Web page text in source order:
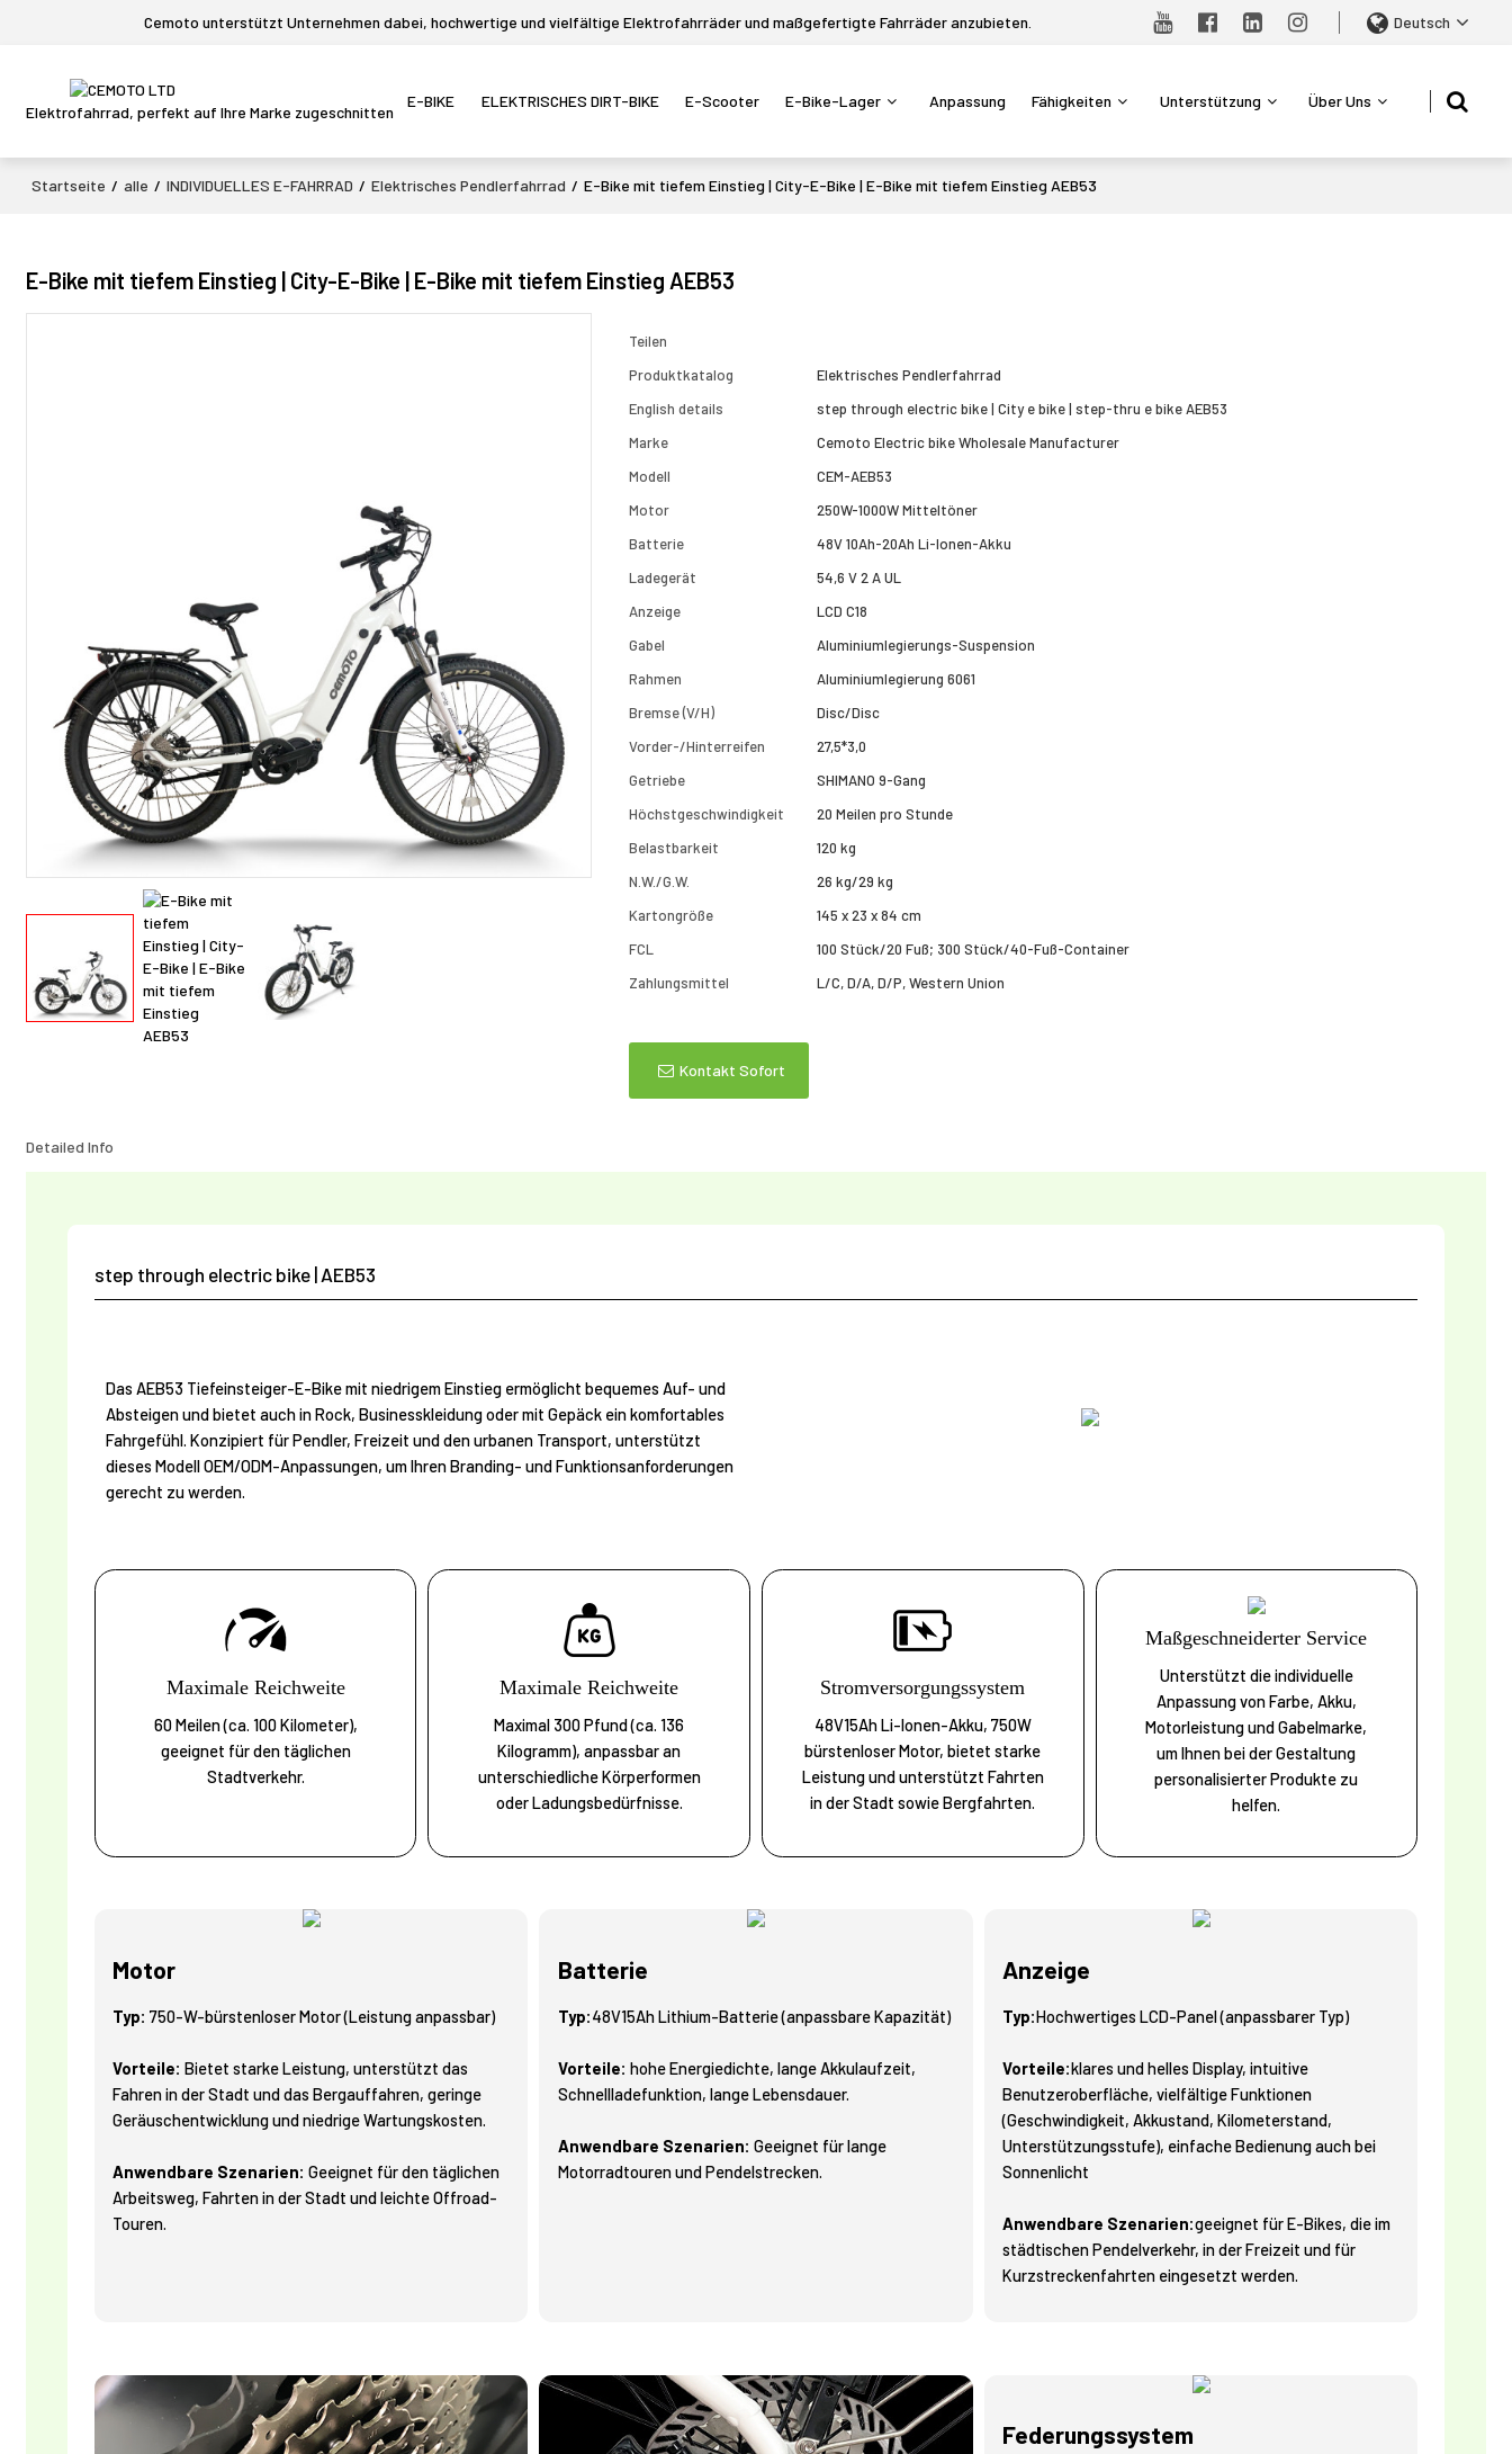
Cemoto unterstützt Unternehmen dabei, hochwertige und vielfältige Elektrofahrräder und maßgefertigte Fahrräder anzubieten. Deutsch
Elektrofahrrad, perfekt auf Ihre Marke zugeschnitten
E-BIKE ELEKTRISCHES DIRT-BIKE E-Scooter E-Bike-Lager Anpassung Fähigkeiten Unterstützung Über Uns
Startseite / alle / INDIVIDUELLES E-FAHRRAD / Elektrisches Pendlerfahrrad / E-Bike mit tiefem Einstieg | City-E-Bike | E-Bike mit tiefem Einstieg AEB53
E-Bike mit tiefem Einstieg | City-E-Bike | E-Bike mit tiefem Einstieg AEB53
Teilen
Produktkatalog
Elektrisches Pendlerfahrrad
English details
step through electric bike | City e bike | step-thru e bike AEB53
Marke
Cemoto Electric bike Wholesale Manufacturer
Modell
CEM-AEB53
Motor
250W-1000W Mitteltöner
Batterie
48V 10Ah-20Ah Li-Ionen-Akku
Ladegerät
54,6 V 2 A UL
Anzeige
LCD C18
Gabel
Aluminiumlegierungs-Suspension
Rahmen
Aluminiumlegierung 6061
Bremse (V/H)
Disc/Disc
Vorder-/Hinterreifen
27,5*3,0
Getriebe
SHIMANO 9-Gang
Höchstgeschwindigkeit
20 Meilen pro Stunde
Belastbarkeit
120 kg
N.W./G.W.
26 kg/29 kg
Kartongröße
145 x 23 x 84 cm
FCL
100 Stück/20 Fuß; 300 Stück/40-Fuß-Container
Zahlungsmittel
L/C, D/A, D/P, Western Union
Kontakt Sofort
Detailed Info
step through electric bike | AEB53
Das AEB53 Tiefeinsteiger-E-Bike mit niedrigem Einstieg ermöglicht bequemes Auf- und
Absteigen und bietet auch in Rock, Businesskleidung oder mit Gepäck ein komfortables
Fahrgefühl. Konzipiert für Pendler, Freizeit und den urbanen Transport, unterstützt
dieses Modell OEM/ODM-Anpassungen, um Ihren Branding- und Funktionsanforderungen
gerecht zu werden.
Maximale Reichweite
60 Meilen (ca. 100 Kilometer),
geeignet für den täglichen
Stadtverkehr.
Maximale Reichweite
Maximal 300 Pfund (ca. 136
Kilogramm), anpassbar an
unterschiedliche Körperformen
oder Ladungsbedürfnisse.
Stromversorgungssystem
48V15Ah Li-Ionen-Akku, 750W
bürstenloser Motor, bietet starke
Leistung und unterstützt Fahrten
in der Stadt sowie Bergfahrten.
Maßgeschneiderter Service
Unterstützt die individuelle
Anpassung von Farbe, Akku,
Motorleistung und Gabelmarke,
um Ihnen bei der Gestaltung
personalisierter Produkte zu
helfen.
Motor
Typ:750-W-bürstenloser Motor (Leistung anpassbar)
Vorteile: Bietet starke Leistung, unterstützt das
Fahren in der Stadt und das Bergauffahren, geringe
Geräuschentwicklung und niedrige Wartungskosten.
Anwendbare Szenarien:Geeignet für den täglichen
Arbeitsweg, Fahrten in der Stadt und leichte Offroad-
Touren.
Batterie
Typ:48V15Ah Lithium-Batterie (anpassbare Kapazität)
Vorteile: hohe Energiedichte, lange Akkulaufzeit,
Schnellladefunktion, lange Lebensdauer.
Anwendbare Szenarien: Geeignet für lange
Motorradtouren und Pendelstrecken.
Anzeige
Typ:Hochwertiges LCD-Panel (anpassbarer Typ)
Vorteile:klares und helles Display, intuitive
Benutzeroberfläche, vielfältige Funktionen
(Geschwindigkeit, Akkustand, Kilometerstand,
Unterstützungsstufe), einfache Bedienung auch bei
Sonnenlicht
Anwendbare Szenarien:geeignet für E-Bikes, die im
städtischen Pendelverkehr, in der Freizeit und für
Kurzstreckenfahrten eingesetzt werden.
Federungssystem